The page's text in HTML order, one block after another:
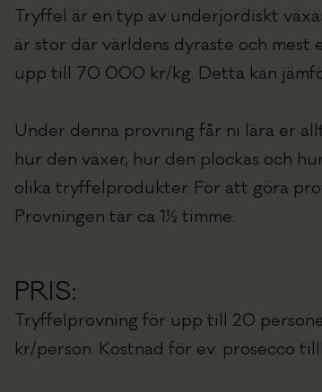
Tryffel är en typ av underjordiskt
är stor där världens dyraste och
upp till 70 000 kr/kg. Detta kan
Under denna provning får ni lära er
hur den växer, hur den plockas och
olika tryffelprodukter. För att göra
Provningen tar ca 1½ timme.
PRIS:
Tryffelprovning för upp till 20
kr/person. Kostnad för ev. prosecco